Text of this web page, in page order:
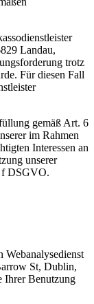
Landau,
trotz
Für diesen Fall
gemäß Art. 6
im Rahmen
Interessen an
unserer
f DSGVO.
Webanalysedienst
St, Dublin,
Ihrer Benutzung